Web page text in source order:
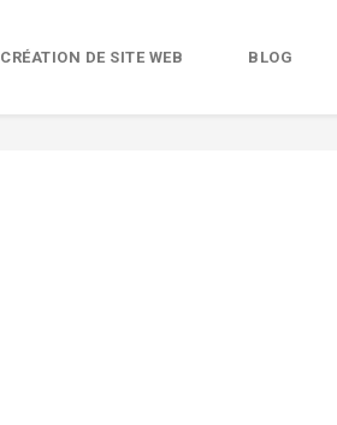
CRÉATION DE SITE WEB BLOG